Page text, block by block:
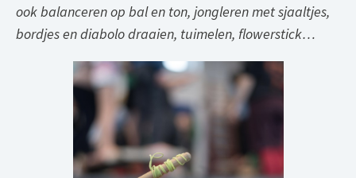
ook balanceren op bal en ton, jongleren met sjaaltjes,
bordjes en diabolo draaien, tuimelen, flowerstick…